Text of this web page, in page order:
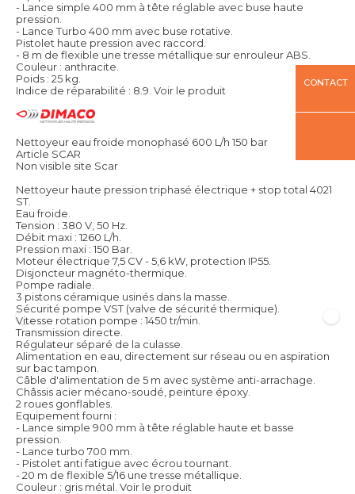
- Lance simple 400 mm à tête réglable avec buse haute
pression.
- Lance Turbo 400 mm avec buse rotative.
Pistolet haute pression avec raccord.
- 8 m de flexible une tresse métallique sur enrouleur ABS.
Couleur : anthracite.
Poids : 25 kg.
Indice de réparabilité : 8.9. Voir le produit
Nettoyeur eau froide monophasé 600 L/h 150 bar
Article SCAR
Non visible site Scar
Nettoyeur haute pression triphasé électrique + stop total 4021
ST.
Eau froide.
Tension : 380 V, 50 Hz.
Débit maxi : 1260 L/h.
Pression maxi : 150 Bar.
Moteur électrique 7,5 CV - 5,6 kW, protection IP55.
Disjoncteur magnéto-thermique.
Pompe radiale.
3 pistons céramique usinés dans la masse.
Sécurité pompe VST (valve de sécurité thermique).
Vitesse rotation pompe : 1450 tr/min.
Transmission directe.
Régulateur séparé de la culasse.
Alimentation en eau, directement sur réseau ou en aspiration
sur bac tampon.
Câble d'alimentation de 5 m avec système anti-arrachage.
Châssis acier mécano-soudé, peinture époxy.
2 roues gonflables.
Equipement fourni :
- Lance simple 900 mm à tête réglable haute et basse
pression.
- Lance turbo 700 mm.
- Pistolet anti fatigue avec écrou tournant.
- 20 m de flexible 5/16 une tresse métallique.
Couleur : gris métal. Voir le produit
CONTACT